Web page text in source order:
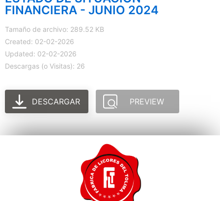
FINANCIERA - JUNIO 2024
Tamaño de archivo: 289.52 KB
Created: 02-02-2026
Updated: 02-02-2026
Descargas (o Visitas): 26
DESCARGAR PREVIEW